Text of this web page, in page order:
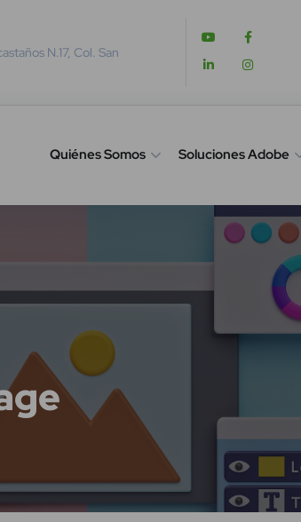
N.17, Col. San
Quiénes Somos Soluciones Adobe